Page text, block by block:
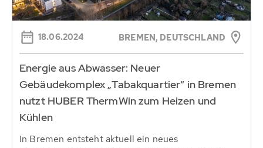
18.06.2024 BREMEN, DEUTSCHLAND
Energie aus Abwasser: Neuer
Gebäudekomplex „Tabakquartier“ in Bremen
nutzt HUBER ThermWin zum Heizen und
Kühlen
In Bremen entsteht aktuell ein neues